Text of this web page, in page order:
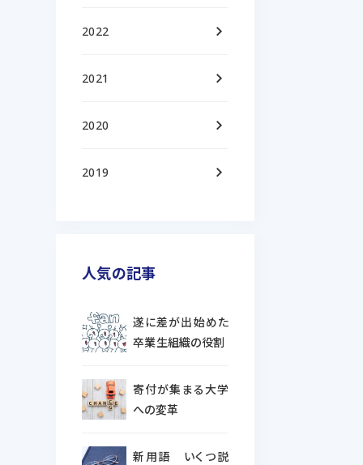
2022 keyboard_arrow_right
2021 keyboard_arrow_right
2020 keyboard_arrow_right
2019 keyboard_arrow_right
人気の記事
遂に差が出始めた
卒業生組織の役割
寄付が集まる大学
への変革
新用語 いくつ説